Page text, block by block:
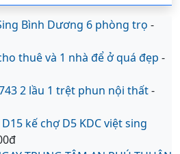
Bình Dương 6 phòng trọ -
thuê và 1 nhà để ở quá đẹp -
2 lầu 1 trệt phun nội thất-
kế chợ D5 KDC việt sing